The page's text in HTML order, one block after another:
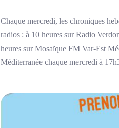
Chaque mercredi, les chroniques
radios : à 10 heures sur Radio
heures sur Mosaïque FM Var-Est
Méditerranée chaque mercredi à